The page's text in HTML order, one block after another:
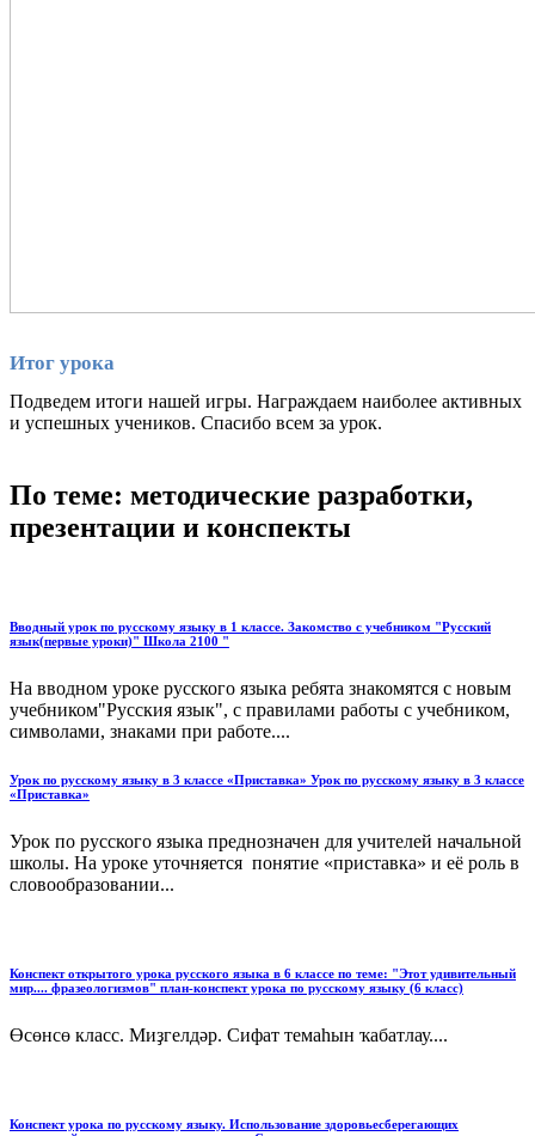
Итог урока
Подведем итоги нашей игры. Награждаем наиболее активных
и успешных учеников. Спасибо всем за урок.
По теме: методические разработки,
презентации и конспекты
Вводный урок по русскому языку в 1 классе. Закомство с учебником "Русский
язык(первые уроки)" Школа 2100 "
На вводном уроке русского языка ребята знакомятся с новым
учебником"Русския язык", с правилами работы с учебником,
символами, знаками при работе....
Урок по русскому языку в 3 классе «Приставка» Урок по русскому языку в 3 классе
«Приставка»
Урок по русского языка преднозначен для учителей начальной
школы. На уроке уточняется понятие «приставка» и её роль в
словообразовании...
Конспект открытого урока русского языка в 6 классе по теме: "Этот удивительный
мир.... фразеологизмов" план-конспект урока по русскому языку (6 класс)
Өсөнсө класс. Миҙгелдәр. Сифат темаһын ҡабатлау....
Конспект урока по русскому языку. Использование здоровьесберегающих